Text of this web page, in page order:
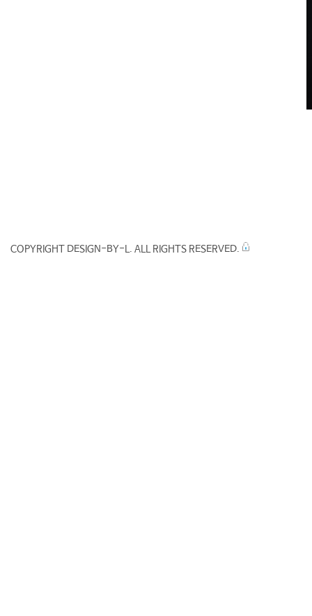
COPYRIGHT DESIGN-BY-L. ALL RIGHTS RESERVED.